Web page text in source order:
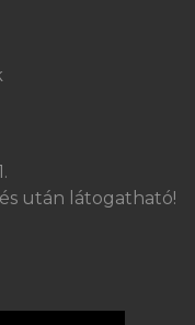
után látogatható!